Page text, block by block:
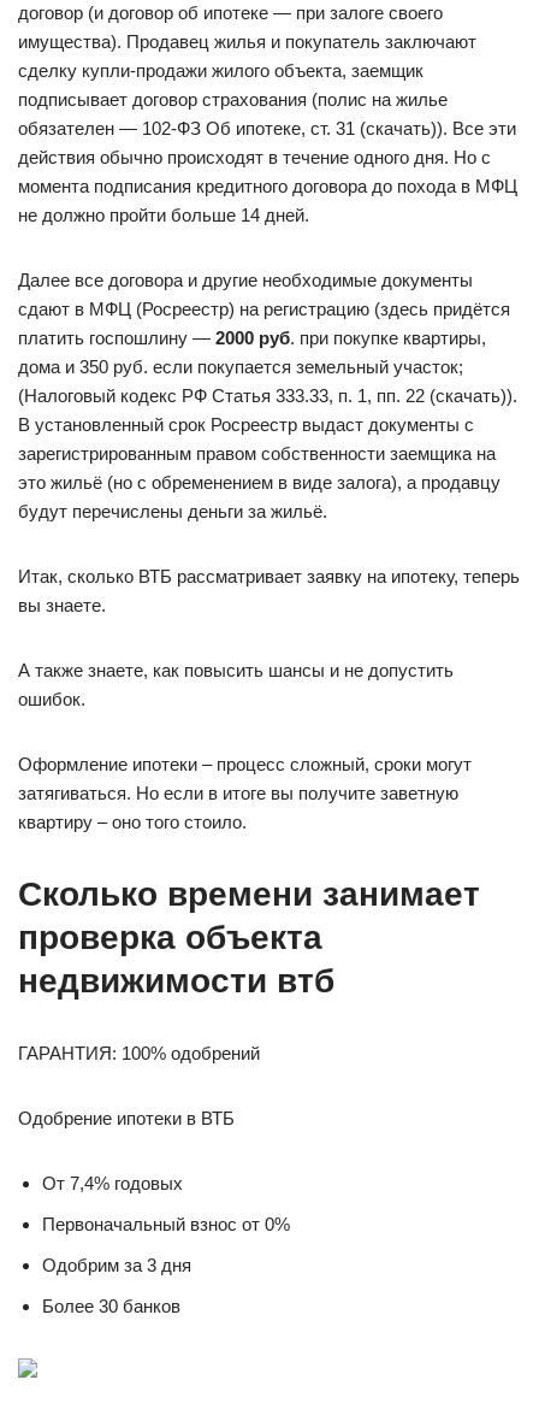
договор (и договор об ипотеке — при залоге своего
имущества). Продавец жилья и покупатель заключают
сделку купли-продажи жилого объекта, заемщик
подписывает договор страхования (полис на жилье
обязателен — 102-ФЗ Об ипотеке, ст. 31 (скачать)). Все эти
действия обычно происходят в течение одного дня. Но с
момента подписания кредитного договора до похода в МФЦ
не должно пройти больше 14 дней.
Далее все договора и другие необходимые документы
сдают в МФЦ (Росреестр) на регистрацию (здесь придётся
платить госпошлину — 2000 руб. при покупке квартиры,
дома и 350 руб. если покупается земельный участок;
(Налоговый кодекс РФ Статья 333.33, п. 1, пп. 22 (скачать)).
В установленный срок Росреестр выдаст документы с
зарегистрированным правом собственности заемщика на
это жильё (но с обременением в виде залога), а продавцу
будут перечислены деньги за жильё.
Итак, сколько ВТБ рассматривает заявку на ипотеку, теперь
вы знаете.
А также знаете, как повысить шансы и не допустить
ошибок.
Оформление ипотеки – процесс сложный, сроки могут
затягиваться. Но если в итоге вы получите заветную
квартиру – оно того стоило.
Сколько времени занимает
проверка объекта
недвижимости втб
ГАРАНТИЯ: 100% одобрений
Одобрение ипотеки в ВТБ
От 7,4% годовых
Первоначальный взнос от 0%
Одобрим за 3 дня
Более 30 банков